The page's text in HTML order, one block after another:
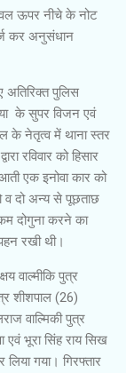
ऊपर नीचे के नोट
कर अनुसंधान
अतिरिक्त पुलिस
के सुपर विजन एवं
के नेतृत्व में थाना स्तर
रविवार को हिसार
एक इनोवा कार को
व दो अन्य से पूछताछ
दोगुना करने का
रखी थी।
वाल्मीकि पुत्र
शीशपाल (26)
वाल्मिकी पुत्र
एवं भूरा सिंह राय सिख
गया। गिरफ्तार